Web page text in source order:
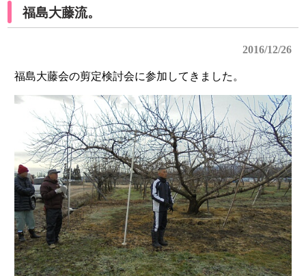
福島大藤流。
2016/12/26
福島大藤会の剪定検討会に参加してきました。